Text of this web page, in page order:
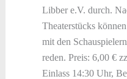
Libber e.V. durch.
Theaterstücks
mit den
reden. Preis: 6,00 €
Einlass 14:30 Uhr,